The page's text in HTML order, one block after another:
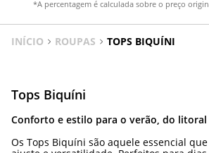
*A percentagem é calculada sobre o preço
INÍCIO ROUPAS TOPS BIQUÍNI
Tops Biquíni
Conforto e estilo para o verão, do litoral
Os Tops Biquíni são aquele essencial